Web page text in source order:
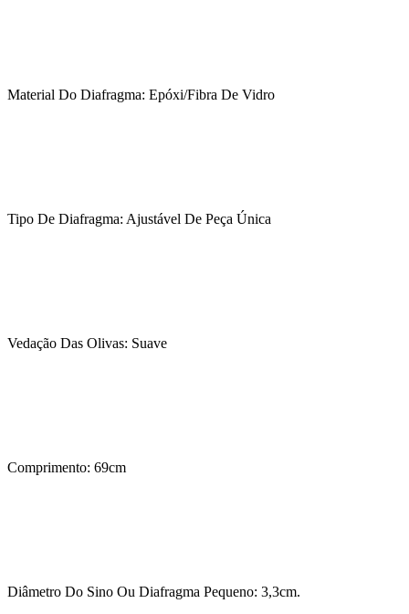
Material Do Diafragma: Epóxi/Fibra De Vidro
Tipo De Diafragma: Ajustável De Peça Única
Vedação Das Olivas: Suave
Comprimento: 69cm
Diâmetro Do Sino Ou Diafragma Pequeno: 3,3cm.